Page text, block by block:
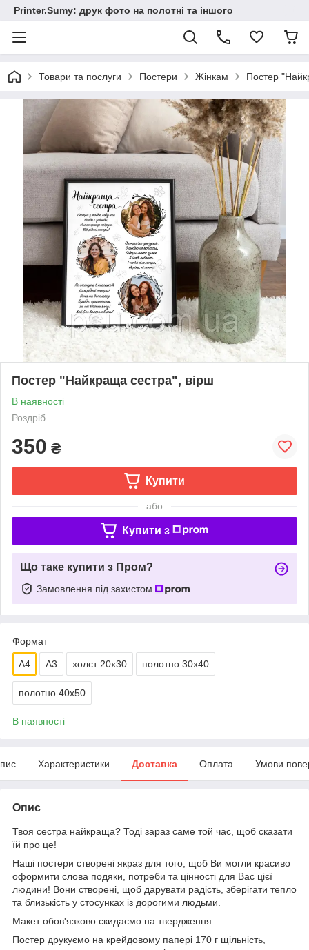
Printer.Sumy: друк фото на полотні та іншого
Товари та послуги Постери Жінкам Постер
Постер "Найкраща сестра", вірш
В наявності
Роздріб
350 ₴
Купити
або
Купити з
Що таке купити з Пром?
Замовлення під захистом
Формат
A4 А3 холст 20х30 полотно 30х40
полотно 40х50
В наявності
Характеристики Доставка Оплата Умови
Опис
Твоя сестра найкраща? Тоді зараз саме той час, щоб сказати
їй про це!
Наші постери створені якраз для того, щоб Ви могли красиво
оформити слова подяки, потреби та цінності для Вас цієї
людини! Вони створені, щоб дарувати радість, зберігати тепло
та близькість у стосунках із дорогими людьми.
Макет обов'язково скидаємо на твердження.
Постер друкуємо на крейдовому папері 170 г щільність,